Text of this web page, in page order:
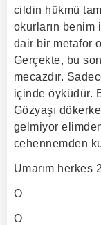
cildin hükmü
okurların benim
dair bir metafor
Gerçekte, bu
mecazdır.
içinde öyküdür.
Gözyaşı
gelmiyor
cehennemden
Umarım herkes
Ο
Ο